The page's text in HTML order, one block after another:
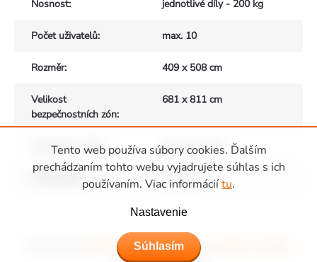
Tento web používa súbory cookies. Ďalším
prechádzaním tohto webu vyjadrujete súhlas s ich
používaním. Viac informáciítu.
Nastavenie
Súhlasím
Nosnost: jednotlivé díly - 200 kg
Počet uživatelů: max. 10
Rozměr: 409 x 508 cm
Velikost
bezpečnostních zón:
681 x 811 cm
Vhodné pro děti: od 2 do 14 let
do 1 m
Ihriská Piccolino - Detské ihriská, domčeky a hojdačky
Všetky práva vyhradené.